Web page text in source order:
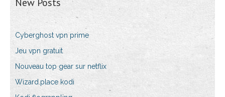
Cyberghost vpn prime
Jeu vpn gratuit
Nouveau top gear sur netflix
Wizard.place kodi